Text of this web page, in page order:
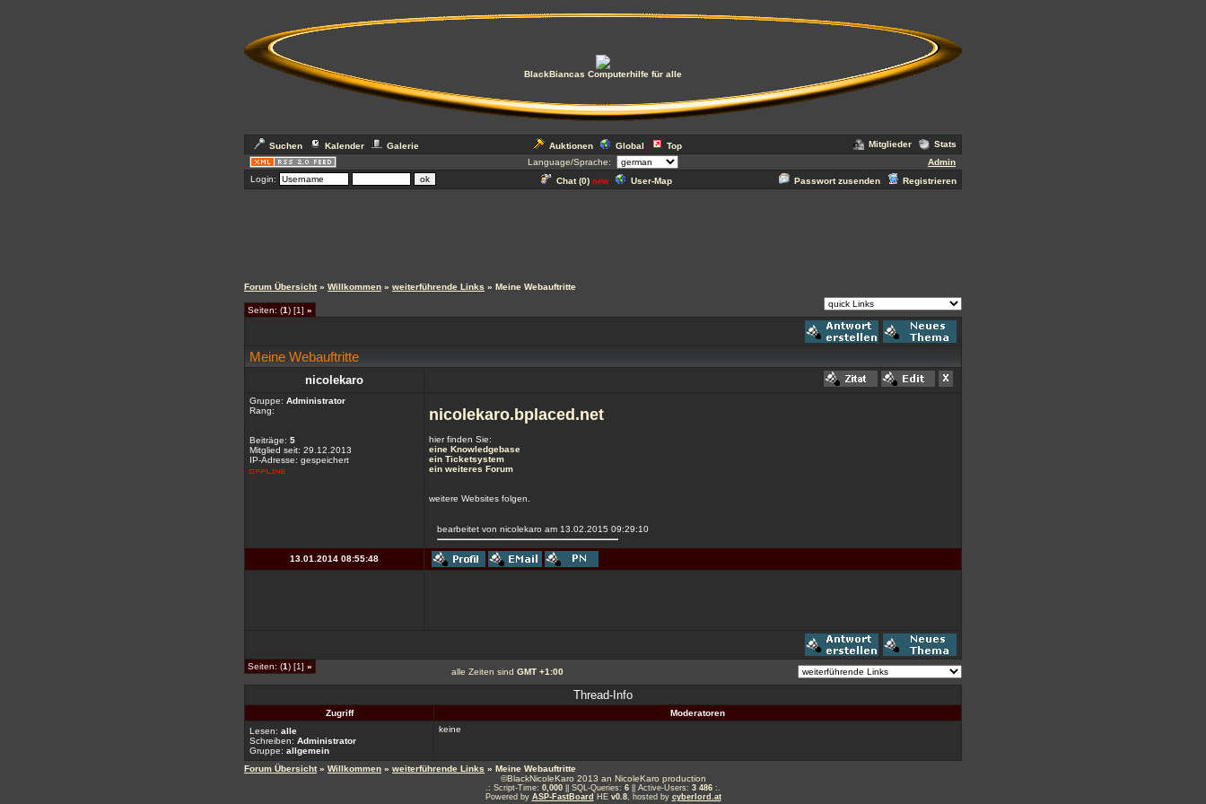
BlackBiancas Computerhilfe für alle
Suchen Kalender Galerie Auktionen Global Top Mitglieder
Stats
Language/Sprache:
Admin
Login:
Chat (0) new User-Map Passwort zusenden Registrieren
Forum Übersicht » Willkommen » weiterführende Links » Meine Webauftritte
Seiten: (1) [1] »
Meine Webauftritte
nicolekaro
Gruppe: Administrator
Rang:
Beiträge: 5
Mitglied seit: 29.12.2013
IP-Adresse: gespeichert
nicolekaro.bplaced.net
hier finden Sie:
eine Knowledgebase
ein Ticketsystem
ein weiteres Forum
weitere Websites folgen.
bearbeitet von nicolekaro am 13.02.2015 09:29:10
13.01.2014 08:55:48
Seiten: (1) [1] »
alle Zeiten sind GMT +1:00
Thread-Info
Zugriff
Moderatoren
Lesen: alle
Schreiben: Administrator
Gruppe: allgemein
keine
Forum Übersicht » Willkommen » weiterführende Links » Meine Webauftritte
©BlackNicoleKaro 2013 an NicoleKaro production
.: Script-Time: 0,000 || SQL-Queries: 6 || Active-Users: 3 486 :.
Powered by ASP-FastBoard HE v0.8, hosted by cyberlord.at